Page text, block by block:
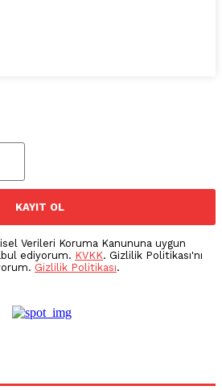
KAYIT OL
Verileri Koruma Kanununa uygun
ediyorum. KVKK. Gizlilik Politikası'nı
Gizlilik Politikası.